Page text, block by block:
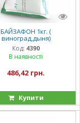
БАЙЗАФОН 1кг. (
виноград,дыня)
Код: 4390
В наявності
486,42 грн.
Купити